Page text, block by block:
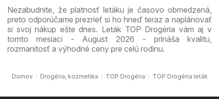
Nezabudnite, že platnosť letáku je časovo obmedzená,
preto odporúčame prezrieť si ho hneď teraz a naplánovať
si svoj nákup ešte dnes. Leták TOP Drogéria vám aj v
tomto mesiaci - August 2026 - prináša kvalitu,
rozmanitosť a výhodné ceny pre celú rodinu.
Domov Drogéria, kozmetika TOP Drogéria TOP Drogéria leták